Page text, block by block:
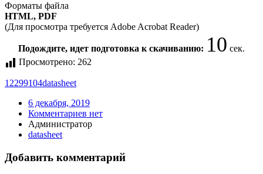
Форматы файла
HTML, PDF
(Для просмотра требуется Adobe Acrobat Reader)
Подождите, идет подготовка к скачиванию: 10 сек.
Просмотрено: 262
12299104datasheet
6 декабря, 2019
Комментариев нет
Администратор
datasheet
Добавить комментарий